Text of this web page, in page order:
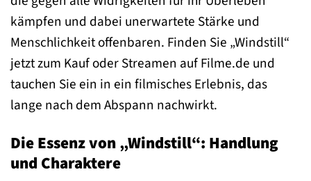
kämpfen und dabei unerwartete Stärke und
Menschlichkeit offenbaren. Finden Sie „Windstill“
jetzt zum Kauf oder Streamen auf Filme.de und
tauchen Sie ein in ein filmisches Erlebnis, das
lange nach dem Abspann nachwirkt.
Die Essenz von „Windstill“: Handlung
und Charaktere